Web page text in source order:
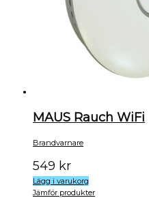
MAUS Rauch WiFi
Brandvarnare
549 kr
Lägg i varukorg
Jämför produkter